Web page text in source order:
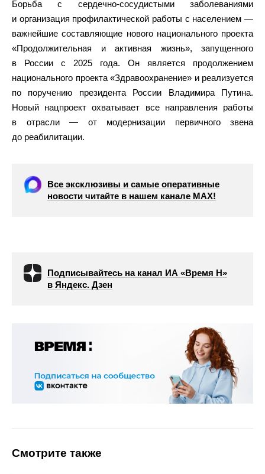
Борьба с сердечно-сосудистыми заболеваниями
и организация профилактической работы с населением —
важнейшие составляющие нового национального проекта
«Продолжительная и активная жизнь», запущенного
в России с 2025 года. Он является продолжением
национального проекта «Здравоохранение» и реализуется
по поручению президента России Владимира Путина.
Новый нацпроект охватывает все направления работы
в отрасли — от модернизации первичного звена
до реабилитации.
Все эксклюзивы и самые оперативные
новости читайте в нашем канале МАХ!
Подписывайтесь на канал ИА «Время Н»
в Яндекс. Дзен
Смотрите также